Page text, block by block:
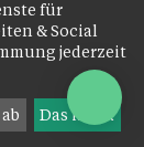
für
& Social
jederzeit
Das ist ok